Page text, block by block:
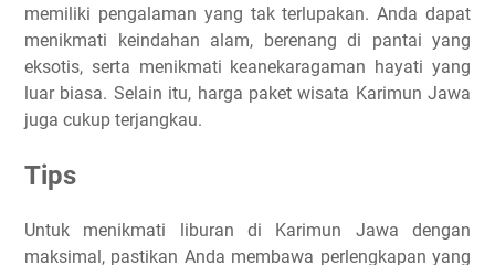
memiliki pengalaman yang tak terlupakan. Anda dapat
menikmati keindahan alam, berenang di pantai yang
eksotis, serta menikmati keanekaragaman hayati yang
luar biasa. Selain itu, harga paket wisata Karimun Jawa
juga cukup terjangkau.
Tips
Untuk menikmati liburan di Karimun Jawa dengan
maksimal, pastikan Anda membawa perlengkapan yang